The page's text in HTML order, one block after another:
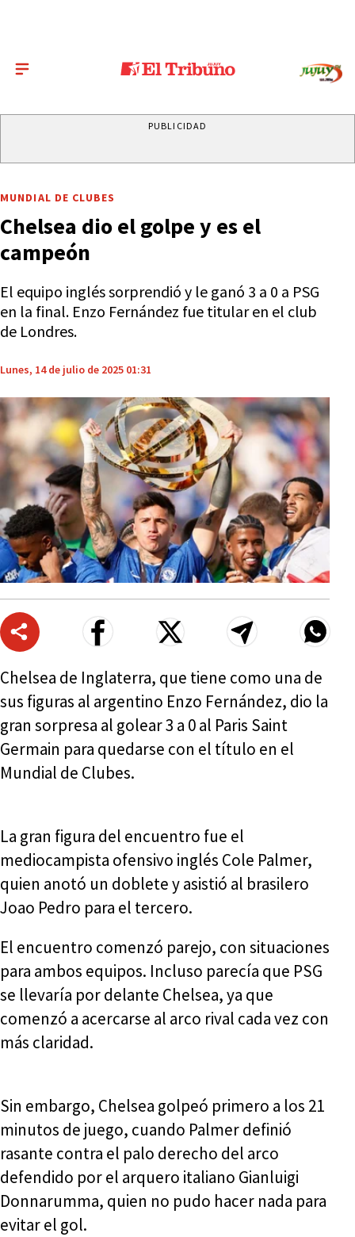
PUBLICIDAD
MUNDIAL DE CLUBES
Chelsea dio el golpe y es el
campeón
El equipo inglés sorprendió y le ganó 3 a 0 a PSG
en la final. Enzo Fernández fue titular en el club
de Londres.
Lunes, 14 de julio de 2025 01:31
Chelsea de Inglaterra, que tiene como una de
sus figuras al argentino Enzo Fernández, dio la
gran sorpresa al golear 3 a 0 al Paris Saint
Germain para quedarse con el título en el
Mundial de Clubes.
La gran figura del encuentro fue el
mediocampista ofensivo inglés Cole Palmer,
quien anotó un doblete y asistió al brasilero
Joao Pedro para el tercero.
El encuentro comenzó parejo, con situaciones
para ambos equipos. Incluso parecía que PSG
se llevaría por delante Chelsea, ya que
comenzó a acercarse al arco rival cada vez con
más claridad.
Sin embargo, Chelsea golpeó primero a los 21
minutos de juego, cuando Palmer definió
rasante contra el palo derecho del arco
defendido por el arquero italiano Gianluigi
Donnarumma, quien no pudo hacer nada para
evitar el gol.